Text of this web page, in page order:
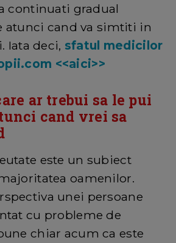
continuati gradual
atunci cand va simtiti in
Iata deci, sfatul medicilor
<<aici>>
ar trebui sa le pui
cand vrei sa
este un subiect
oamenilor.
unei persoane
cu probleme de
chiar acum ca este